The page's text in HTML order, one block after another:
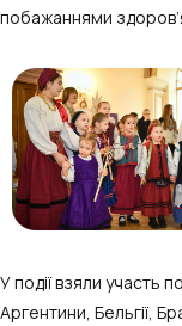
побажаннями
У події взяли участь
Аргентини, Бельгії,